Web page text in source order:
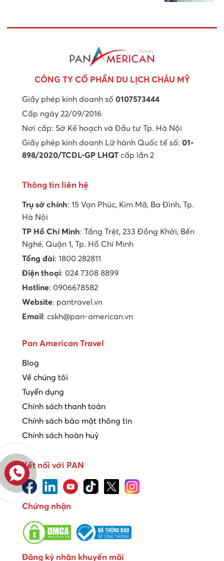
CÔNG TY CỔ PHẦN DU LỊCH CHÂU MỸ
Giấy phép kinh doanh số 0107573444
Cấp ngày 22/09/2016
Nơi cấp: Sở Kế hoạch và Đầu tư Tp. Hà Nội
Giấy phép kinh doanh Lữ hành Quốc tế số: 01-
898/2020/TCDL-GP LHQT cấp lần 2
Thông tin liên hệ
Trụ sở chính: 15 Vạn Phúc, Kim Mã, Ba Đình, Tp.
Hà Nội
TP Hồ Chí Minh: Tầng Trệt, 233 Đồng Khởi, Bến
Nghé, Quận 1, Tp. Hồ Chí Minh
Tổng đài: 1800 282811
Điện thoại: 024 7308 8899
Hotline: 0906678582
Website: pantravel.vn
Email : cskh@pan-american.vn
Pan American Travel
Blog
Về chúng tôi
Tuyển dụng
Chính sách thanh toán
Chính sách bảo mật thông tin
Chính sách hoàn huỷ
Kết nối với PAN
Chứng nhận
Đăng ký nhận khuyến mãi